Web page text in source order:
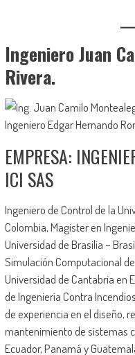
Ingeniero Juan
Rivera.
Ingeniero Edgar Hernando
EMPRESA:
ICI SAS
Ingeniero de Control de la
Colombia, Magister en
Universidad de Brasilia –
Simulación Computacional
Universidad de Cantabria en
de Ingeniería Contra
de experiencia en el diseño,
mantenimiento de sistemas
Ecuador, Panamá y